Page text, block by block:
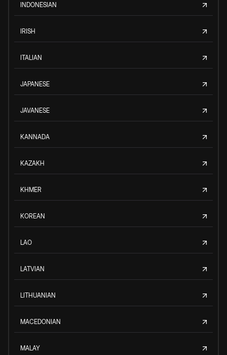
INDONESIAN
IRISH
ITALIAN
JAPANESE
JAVANESE
KANNADA
KAZAKH
KHMER
KOREAN
LAO
LATVIAN
LITHUANIAN
MACEDONIAN
MALAY